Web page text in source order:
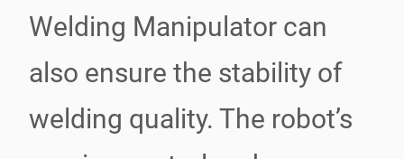
Welding Manipulator can
also ensure the stability of
welding quality. The robot’s